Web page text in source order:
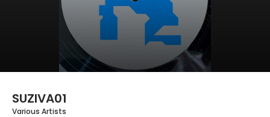
SUZIVA01
Various Artists